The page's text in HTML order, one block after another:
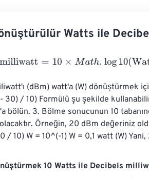
Watts ile
=10 ×M ath .log10(Watts⋅1000
(dBm) watt'a (W) dönüştürmek
30) / 10) Formülü şu şekilde
bölün. 3. Bölme sonucunun 10
Örneğin, 20 dBm değeriniz
/ 10) W = 10^(-1) W = 0,1 watt (W)
10 Watts ile Decibels